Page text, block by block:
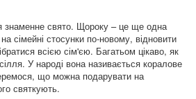
знаменне свято. Щороку – це ще одна
сімейні стосунки по-новому, відновити
всією сім'єю. Багатьом цікаво, як
У народі вона називається коралове
що можна подарувати на
святкують.